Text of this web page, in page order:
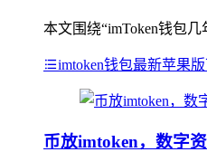
本文围绕“imToken钱包
imtoken钱包最新苹果
币放imtoken，数字